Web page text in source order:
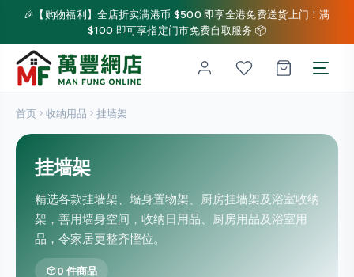
🎉【购物福利】全店折实满港币 $500 即享全港免费送货上门！满
$100 即可享指定门市免费自取服务 📦
首页 收纳用品 挂墙架
挂墙架
精选各款挂墙架、墙身置物架、厨房挂墙架及浴室收纳
架，善用墙身空间，收纳日用品、厨房用品及浴室用
品，令家居更整齐慳位。
0 件商品